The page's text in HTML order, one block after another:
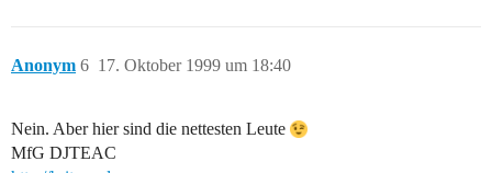
Anonym 17. Oktober 1999 um 18:40
6
Nein. Aber hier sind die nettesten Leute
MfG DJTEAC